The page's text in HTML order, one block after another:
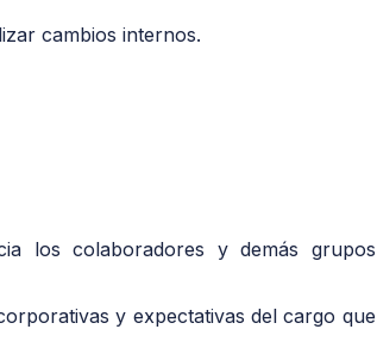
cambios internos.
los colaboradores y demás grupos
y expectativas del cargo que